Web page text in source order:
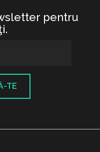
pentru
TE